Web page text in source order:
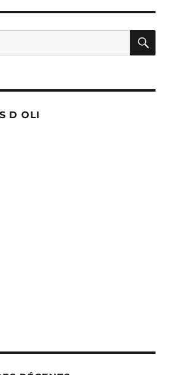
D OLI